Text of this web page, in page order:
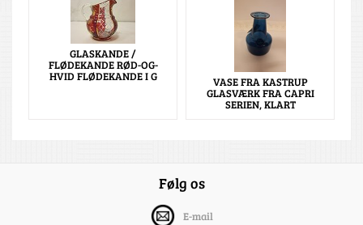
GLASKANDE /
FLØDEKANDE RØD-OG-
HVID FLØDEKANDE I G VASE FRA KASTRUP
GLASVÆRK FRA CAPRI
SERIEN, KLART
Følg os
E-mail